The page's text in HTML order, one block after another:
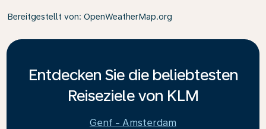
Bereitgestellt von: OpenWeatherMap.org
Entdecken Sie die beliebtesten
Reiseziele von KLM
Genf - Amsterdam